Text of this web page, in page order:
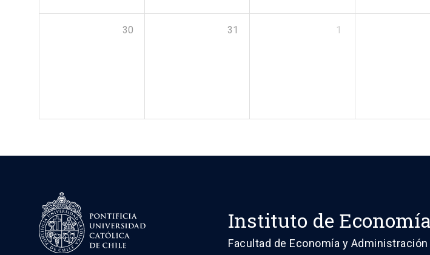
30 31 1
Instituto de Economía
Facultad de Economía y Administración